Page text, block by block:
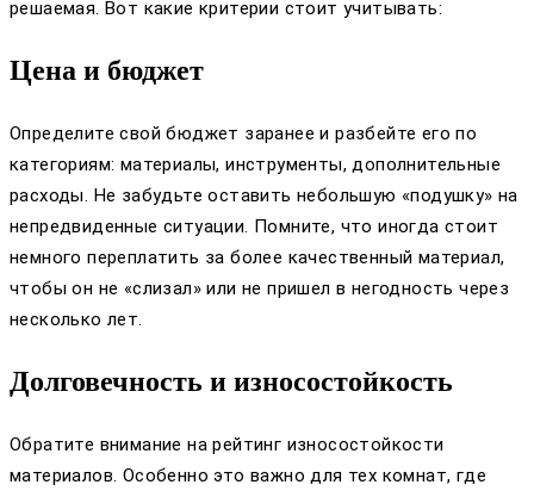
решаемая. Вот какие критерии стоит учитывать:
Цена и бюджет
Определите свой бюджет заранее и разбейте его по
категориям: материалы, инструменты, дополнительные
расходы. Не забудьте оставить небольшую «подушку» на
непредвиденные ситуации. Помните, что иногда стоит
немного переплатить за более качественный материал,
чтобы он не «слизал» или не пришел в негодность через
несколько лет.
Долговечность и износостойкость
Обратите внимание на рейтинг износостойкости
материалов. Особенно это важно для тех комнат, где